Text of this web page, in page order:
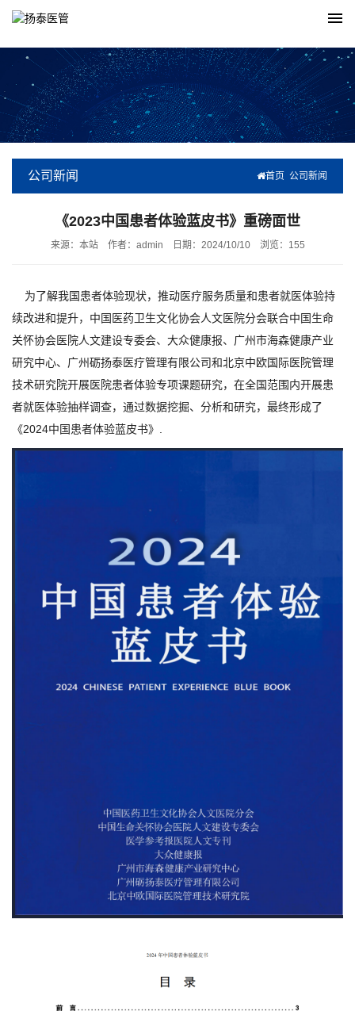
公司新闻 首页 公司新闻
《2023中国患者体验蓝皮书》重磅面世
来源：本站 作者：admin 日期：2024/10/10 浏览： 155
为了解我国患者体验现状，推动医疗服务质量和患者就医体验持
续改进和提升，中国医药卫生文化协会人文医院分会联合中国生命
关怀协会医院人文建设专委会、大众健康报、广州市海森健康产业
研究中心、广州砺扬泰医疗管理有限公司和北京中欧国际医院管理
技术研究院开展医院患者体验专项课题研究，在全国范围内开展患
者就医体验抽样调查，通过数据挖掘、分析和研究，最终形成了
《2024中国患者体验蓝皮书》.